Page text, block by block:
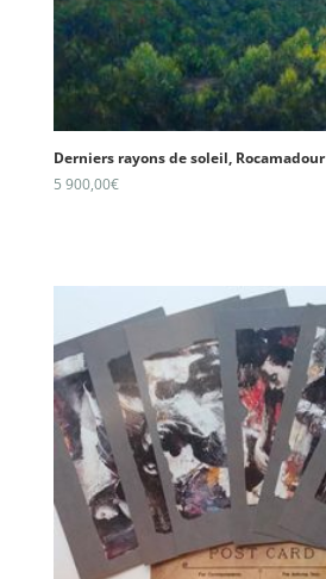
Derniers rayons de soleil, Rocamadour
5 900,00€